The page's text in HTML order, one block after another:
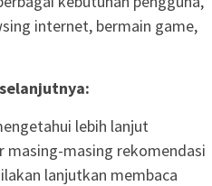
internet, bermain game,
lebih lanjut
masing rekomendasi
lanjutkan membaca